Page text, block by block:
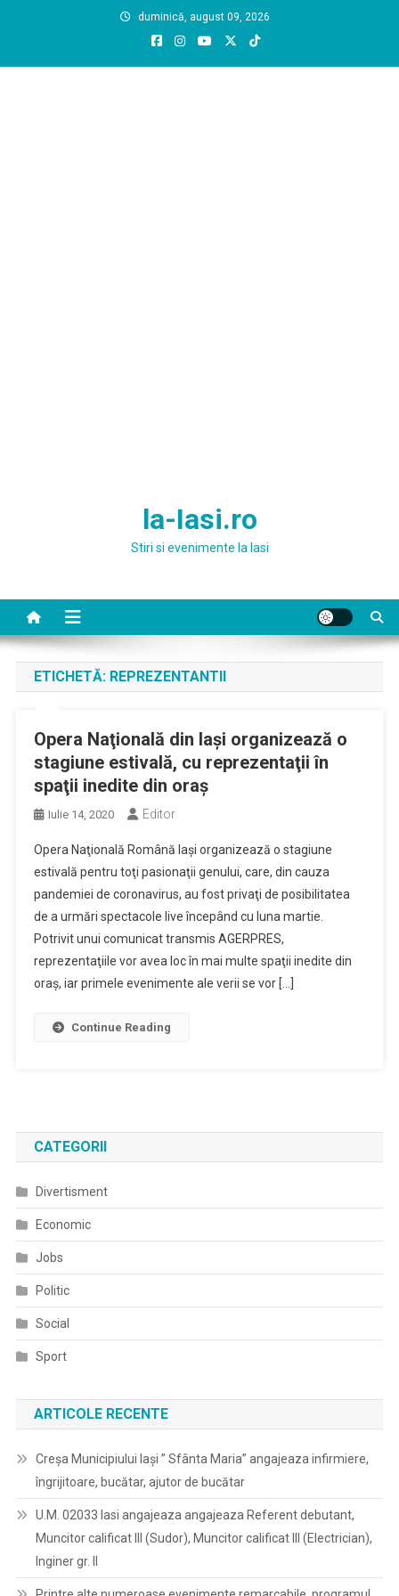
duminică, august 09, 2026
la-Iasi.ro
Stiri si evenimente la Iasi
ETICHETĂ: REPREZENTANTII
Opera Naţională din Iaşi organizează o
stagiune estivală, cu reprezentaţii în
spaţii inedite din oraş
Iulie 14, 2020 Editor
Opera Naţională Română Iaşi organizează o stagiune
estivală pentru toţi pasionaţii genului, care, din cauza
pandemiei de coronavirus, au fost privaţi de posibilitatea
de a urmări spectacole live începând cu luna martie.
Potrivit unui comunicat transmis AGERPRES,
reprezentaţiile vor avea loc în mai multe spaţii inedite din
oraş, iar primele evenimente ale verii se vor […]
Continue Reading
CATEGORII
Divertisment
Economic
Jobs
Politic
Social
Sport
ARTICOLE RECENTE
Creșa Municipiului Iași ” Sfânta Maria” angajeaza infirmiere,
îngrijitoare, bucătar, ajutor de bucătar
U.M. 02033 Iasi angajeaza angajeaza Referent debutant,
Muncitor calificat III (Sudor), Muncitor calificat III (Electrician),
Inginer gr. II